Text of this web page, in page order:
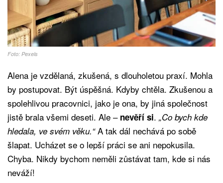
Foto: Pexels
Alena je vzdělaná, zkušená, s dlouholetou praxí. Mohla
by postupovat. Být úspěšná. Kdyby chtěla. Zkušenou a
spolehlivou pracovnici, jako je ona, by jiná společnost
jistě brala všemi deseti. Ale – nevěří si. „Co bych kde
hledala, ve svém věku.“A tak dál nechává po sobě
šlapat. Ucházet se o lepší práci se ani nepokusila.
Chyba. Nikdy bychom neměli zůstávat tam, kde si nás
neváží!